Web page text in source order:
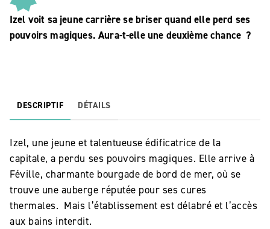
Izel voit sa jeune carrière se briser quand elle perd ses
pouvoirs magiques. Aura-t-elle une deuxième chance ?
DESCRIPTIF DÉTAILS
Izel, une jeune et talentueuse édificatrice de la
capitale, a perdu ses pouvoirs magiques. Elle arrive à
Féville, charmante bourgade de bord de mer, où se
trouve une auberge réputée pour ses cures
thermales. Mais l’établissement est délabré et l’accès
aux bains interdit.